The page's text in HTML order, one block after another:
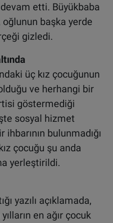
etti. Büyükbaba
oğlunun başka yerde
gizledi.
üç kız çocuğunun
ve herhangi bir
göstermediği
sosyal hizmet
bulunmadığı
çocuğu şu anda
yerleştirildi.
yazılı açıklamada,
en ağır çocuk